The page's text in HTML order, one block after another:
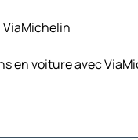
en voiture avec